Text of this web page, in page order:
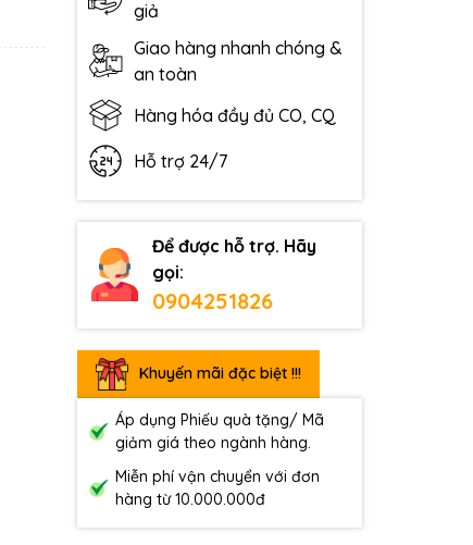
giả
Giao hàng nhanh chóng &
an toàn
Hàng hóa đầy đủ CO, CQ
Hỗ trợ 24/7
Để được hỗ trợ. Hãy
gọi:
0904251826
Khuyến mãi đặc biệt !!!
Áp dụng Phiếu quà tặng/ Mã
giảm giá theo ngành hàng.
Miễn phí vận chuyển với đơn
hàng từ 10.000.000đ